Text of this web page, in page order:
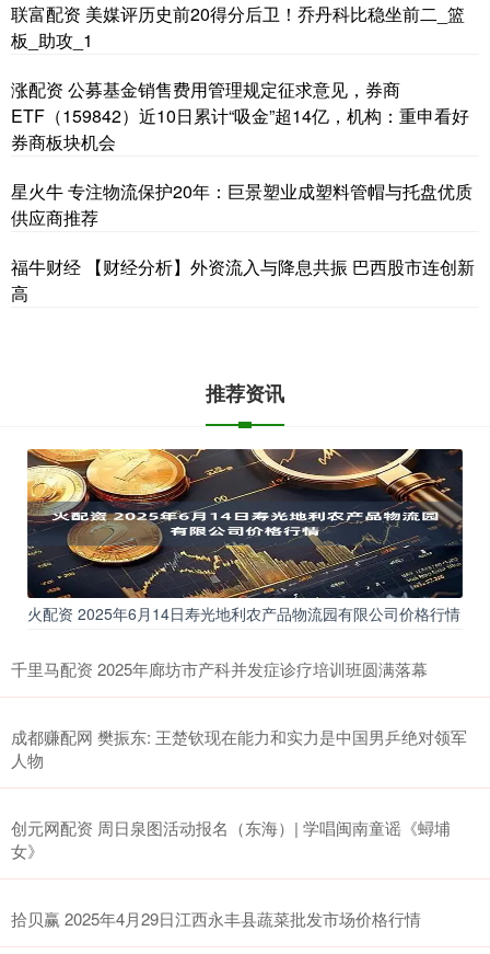
联富配资 美媒评历史前20得分后卫！乔丹科比稳坐前二_篮
板_助攻_1
涨配资 公募基金销售费用管理规定征求意见，券商
ETF（159842）近10日累计“吸金”超14亿，机构：重申看好
券商板块机会
星火牛 专注物流保护20年：巨景塑业成塑料管帽与托盘优质
供应商推荐
福牛财经 【财经分析】外资流入与降息共振 巴西股市连创新
高
推荐资讯
火配资 2025年6月14日寿光地利农产品物流园有限公司价格行情
千里马配资 2025年廊坊市产科并发症诊疗培训班圆满落幕
成都赚配网 樊振东: 王楚钦现在能力和实力是中国男乒绝对领军
人物
创元网配资 周日泉图活动报名（东海）| 学唱闽南童谣《蟳埔
女》
拾贝赢 2025年4月29日江西永丰县蔬菜批发市场价格行情